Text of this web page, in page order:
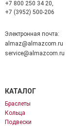
+7 800 250 34 20,
+7 (3952) 500-206
Электронная почта:
almaz@almazcom.ru
service@almazcom.ru
КАТАЛОГ
Браслеты
Кольца
Подвески